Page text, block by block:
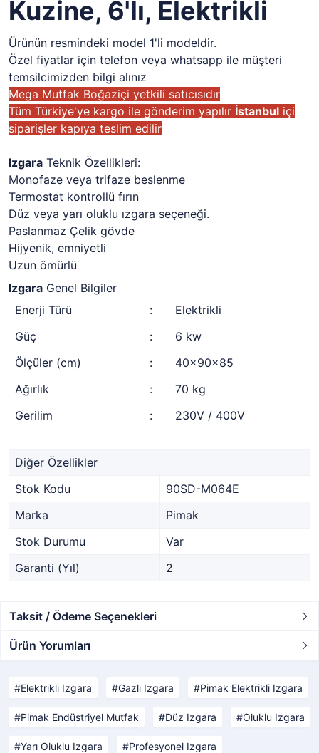
Kuzine, 6'lı, Elektrikli
Ürünün resmindeki model 1'li modeldir.
Özel fiyatlar için telefon veya whatsapp ile müşteri
temsilcimizden bilgi alınız
Mega Mutfak Boğaziçi yetkili satıcısıdır
Tüm Türkiye'ye kargo ile gönderim yapılır İstanbul içi
siparişler kapıya teslim edilir
Izgara Teknik Özellikleri:
Monofaze veya trifaze beslenme
Termostat kontrollü fırın
Düz veya yarı oluklu ızgara seçeneği.
Paslanmaz Çelik gövde
Hijyenik, emniyetli
Uzun ömürlü
Izgara Genel Bilgiler
Enerji Türü
:
Elektrikli
Güç
:
6 kw
Ölçüler (cm)
:
40x90x85
Ağırlık
:
70 kg
Gerilim
: 230V / 400V
Diğer Özellikler
Stok Kodu
90SD-M064E
Marka
Pimak
Stok Durumu
Var
Garanti (Yıl)
2
Taksit / Ödeme Seçenekleri
Ürün Yorumları
Elektrikli Izgara Gazlı Izgara Pimak Elektrikli Izgara
Pimak Endüstriyel Mutfak Düz Izgara Oluklu Izgara
Yarı Oluklu Izgara Profesyonel Izgara